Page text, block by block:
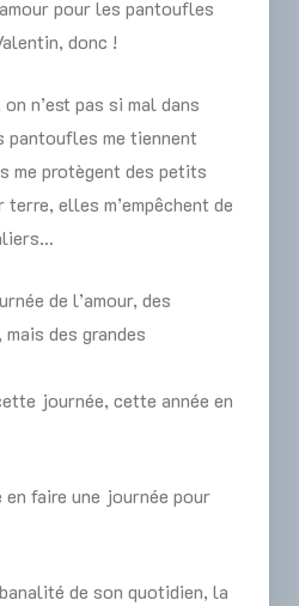
pour les pantoufles
donc !
n’est pas si mal dans
me tiennent
me protègent des petits
elles m’empêchent de
de l’amour, des
des grandes
journée, cette année en
faire une journée pour
de son quotidien, la